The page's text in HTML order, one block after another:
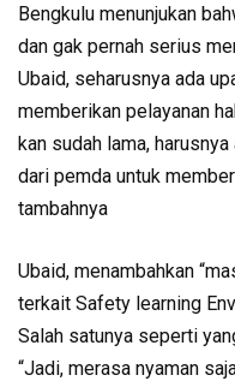
Bengkulu menunjukan
dan gak pernah serius
Ubaid, seharusnya ada
memberikan pelayanan
kan sudah lama,
dari pemda untuk
tambahnya
Ubaid, menambahkan
terkait Safety learning
Salah satunya seperti
“Jadi, merasa nyaman